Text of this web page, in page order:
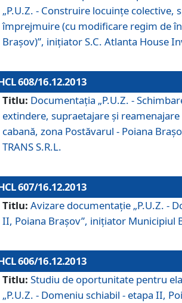
„P.U.Z. - Construire locuinţe colective,
împrejmuire (cu modificare regim de
Braşov)”, iniţiator S.C. Atlanta House
608/16.12.2013
Titlu: Documentaţia „P.U.Z. -
extindere, supraetajare şi
cabană, zona Postăvarul - Poiana
TRANS S.R.L.
607/16.12.2013
Titlu: Avizare documentaţie „P.U.Z. -
II, Poiana Braşov”, iniţiator Municipiul
606/16.12.2013
Titlu: Studiu de oportunitate pentru
„P.U.Z. - Domeniu schiabil - etapa II,